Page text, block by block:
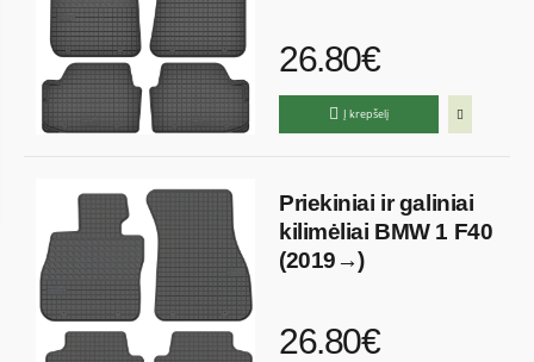
26.80€
Į krepšelį
Priekiniai ir galiniai
kilimėliai BMW 1 F40
(2019→)
26.80€